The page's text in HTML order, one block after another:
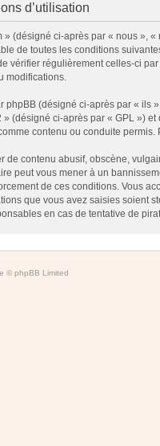
d’utilisation
» (désigné ci-après par « nous »,
de toutes les conditions
vérifier régulièrement celles-ci
modifications.
phpBB (désigné ci-après par « ils
» (désigné ci-après par « GPL »)
contenu ou conduite
de contenu abusif, obscène,
peut vous mener à un
de ces conditions. Vous
que vous avez saisies soient
en cas de tentative de
© phpBB Limited